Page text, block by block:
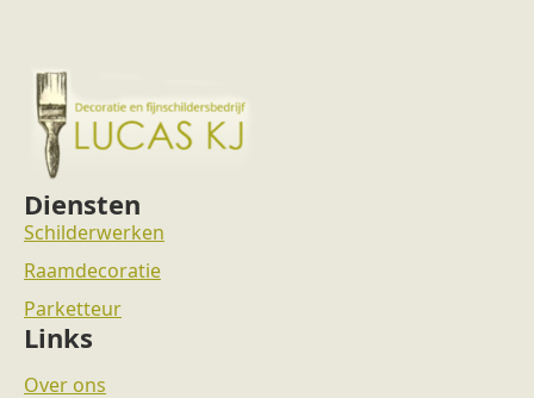
Diensten
Schilderwerken
Raamdecoratie
Parketteur
Links
Over ons